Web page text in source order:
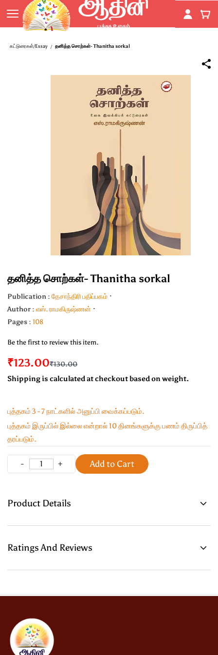
main
content
கட்டுரைகள்/Essay / தனித்த சொற்கள்- Thanitha sorkal
தனித்த சொற்கள்- Thanitha sorkal
Publication : தேசாந்திரி பதிப்பகம்
Author : எஸ். ராமகிருஷ்ணன்
Pages : 108
Be the first to review this item.
₹123.00₹130.00
Shipping is calculated at checkout based on weight.
புத்தகம் 3 - 7 நாட்களில் அனுப்பி வைக்கப்படும்.
புத்தகம் இருப்பில் இல்லை என்றால் 10 தினங்களுக்கு பணம் திருப்பித்
தரப்படும்.
Add to Cart
Product Details
Ratings And Reviews